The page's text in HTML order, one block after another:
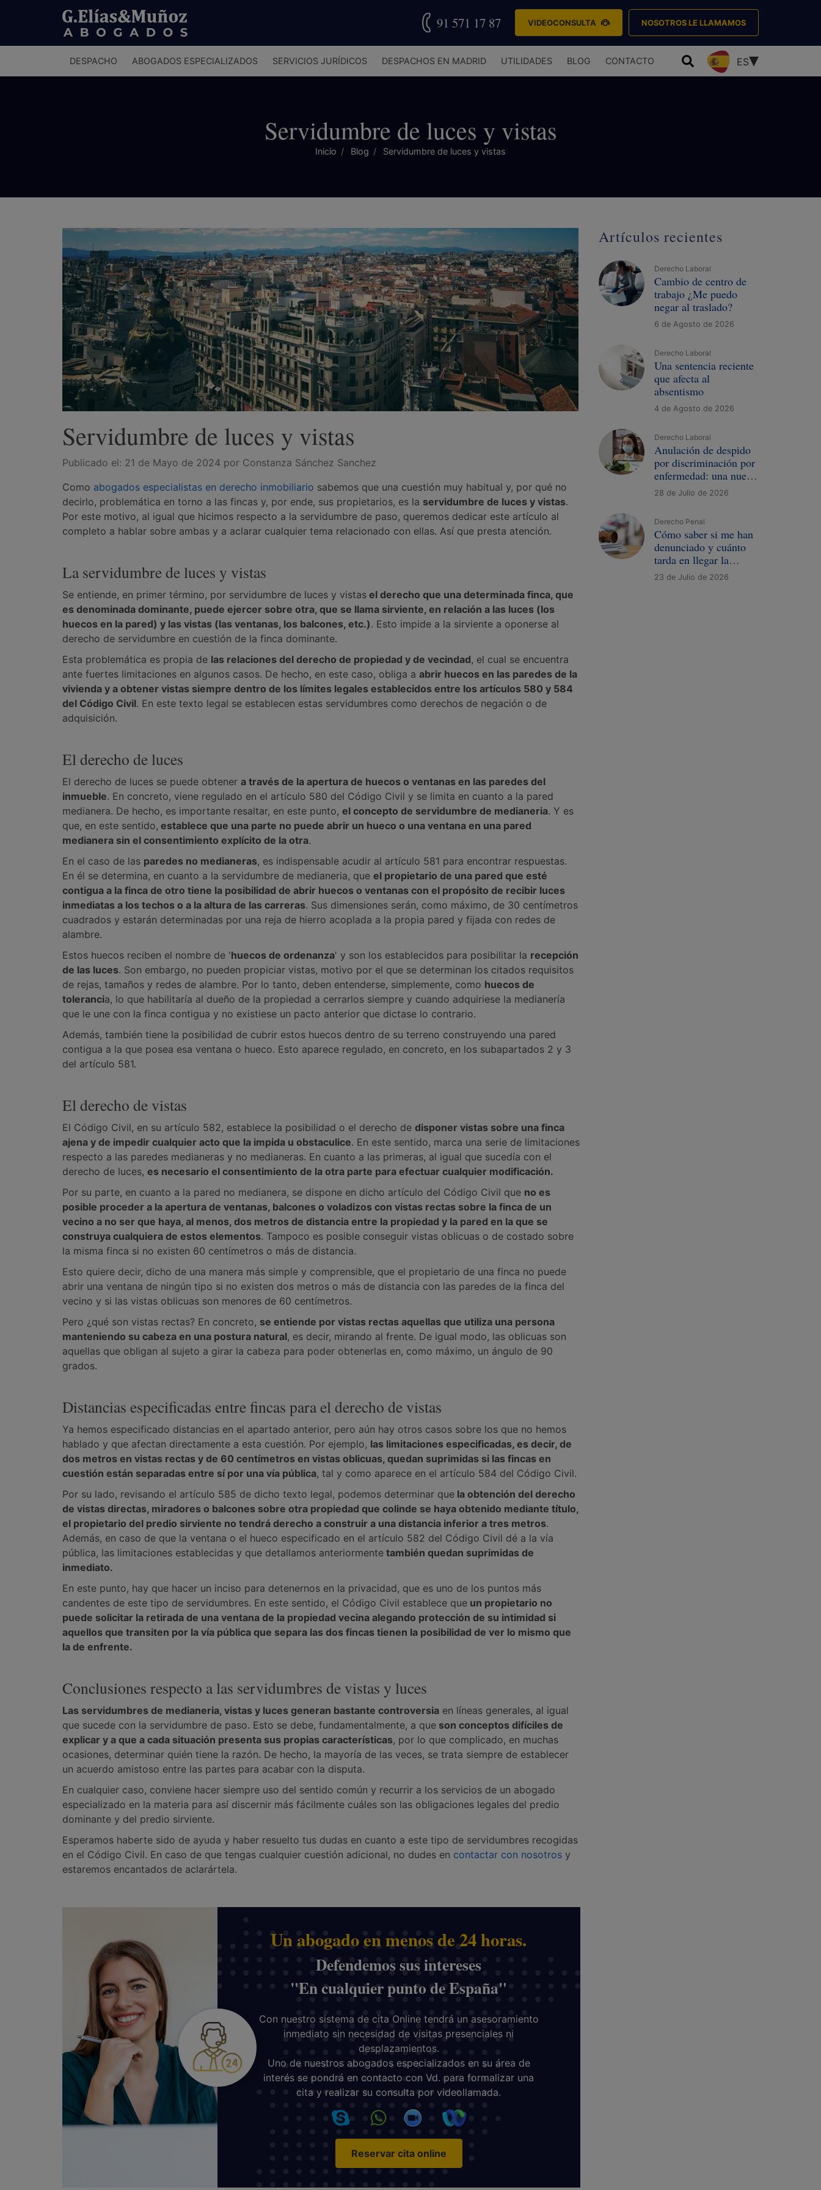
91 571 17 87 VIDEOCONSULTA NOSOTROS LE LLAMAMOS
principal
DESPACHO ABOGADOS ESPECIALIZADOS SERVICIOS JURÍDICOS DESPACHOS EN MADRID UTILIDADES BLOG CONTACTO ES
Servidumbre de luces y vistas
Inicio Blog Servidumbre de luces y vistas
Servidumbre de luces y vistas
Publicado el: 21 de Mayo de 2024 por Constanza Sánchez Sanchez
Como abogados especialistas en derecho inmobiliario sabemos que una cuestión muy habitual y, por qué no
decirlo, problemática en torno a las fincas y, por ende, sus propietarios, es la servidumbre de luces y vistas.
Por este motivo, al igual que hicimos respecto a la servidumbre de paso, queremos dedicar este artículo al
completo a hablar sobre ambas y a aclarar cualquier tema relacionado con ellas. Así que presta atención.
La servidumbre de luces y vistas
Se entiende, en primer término, por servidumbre de luces y vistas el derecho que una determinada finca, que
es denominada dominante, puede ejercer sobre otra, que se llama sirviente, en relación a las luces (los
huecos en la pared) y las vistas (las ventanas, los balcones, etc.). Esto impide a la sirviente a oponerse al
derecho de servidumbre en cuestión de la finca dominante.
Esta problemática es propia de las relaciones del derecho de propiedad y de vecindad, el cual se encuentra
ante fuertes limitaciones en algunos casos. De hecho, en este caso, obliga a abrir huecos en las paredes de la
vivienda y a obtener vistas siempre dentro de los límites legales establecidos entre los artículos 580 y 584
del Código Civil. En este texto legal se establecen estas servidumbres como derechos de negación o de
adquisición.
El derecho de luces
El derecho de luces se puede obtener a través de la apertura de huecos o ventanas en las paredes del
inmueble. En concreto, viene regulado en el artículo 580 del Código Civil y se limita en cuanto a la pared
medianera. De hecho, es importante resaltar, en este punto, el concepto de servidumbre de medianeria. Y es
que, en este sentido, establece que una parte no puede abrir un hueco o una ventana en una pared
medianera sin el consentimiento explícito de la otra.
En el caso de las paredes no medianeras, es indispensable acudir al artículo 581 para encontrar respuestas.
En él se determina, en cuanto a la servidumbre de medianeria, que el propietario de una pared que esté
contigua a la finca de otro tiene la posibilidad de abrir huecos o ventanas con el propósito de recibir luces
inmediatas a los techos o a la altura de las carreras. Sus dimensiones serán, como máximo, de 30 centímetros
cuadrados y estarán determinadas por una reja de hierro acoplada a la propia pared y fijada con redes de
alambre.
Estos huecos reciben el nombre de 'huecos de ordenanza' y son los establecidos para posibilitar la recepción
de las luces. Son embargo, no pueden propiciar vistas, motivo por el que se determinan los citados requisitos
de rejas, tamaños y redes de alambre. Por lo tanto, deben entenderse, simplemente, como huecos de
tolerancia, lo que habilitaría al dueño de la propiedad a cerrarlos siempre y cuando adquiriese la medianería
que le une con la finca contigua y no existiese un pacto anterior que dictase lo contrario.
Además, también tiene la posibilidad de cubrir estos huecos dentro de su terreno construyendo una pared
contigua a la que posea esa ventana o hueco. Esto aparece regulado, en concreto, en los subapartados 2 y 3
del artículo 581.
El derecho de vistas
El Código Civil, en su artículo 582, establece la posibilidad o el derecho de disponer vistas sobre una finca
ajena y de impedir cualquier acto que la impida u obstaculice. En este sentido, marca una serie de limitaciones
respecto a las paredes medianeras y no medianeras. En cuanto a las primeras, al igual que sucedía con el
derecho de luces, es necesario el consentimiento de la otra parte para efectuar cualquier modificación.
Por su parte, en cuanto a la pared no medianera, se dispone en dicho artículo del Código Civil que no es
posible proceder a la apertura de ventanas, balcones o voladizos con vistas rectas sobre la finca de un
vecino a no ser que haya, al menos, dos metros de distancia entre la propiedad y la pared en la que se
construya cualquiera de estos elementos. Tampoco es posible conseguir vistas oblicuas o de costado sobre
la misma finca si no existen 60 centímetros o más de distancia.
Esto quiere decir, dicho de una manera más simple y comprensible, que el propietario de una finca no puede
abrir una ventana de ningún tipo si no existen dos metros o más de distancia con las paredes de la finca del
vecino y si las vistas oblicuas son menores de 60 centímetros.
Pero ¿qué son vistas rectas? En concreto, se entiende por vistas rectas aquellas que utiliza una persona
manteniendo su cabeza en una postura natural, es decir, mirando al frente. De igual modo, las oblicuas son
aquellas que obligan al sujeto a girar la cabeza para poder obtenerlas en, como máximo, un ángulo de 90
grados.
Distancias especificadas entre fincas para el derecho de vistas
Ya hemos especificado distancias en el apartado anterior, pero aún hay otros casos sobre los que no hemos
hablado y que afectan directamente a esta cuestión. Por ejemplo, las limitaciones especificadas, es decir, de
dos metros en vistas rectas y de 60 centímetros en vistas oblicuas, quedan suprimidas si las fincas en
cuestión están separadas entre sí por una vía pública, tal y como aparece en el artículo 584 del Código Civil.
Por su lado, revisando el artículo 585 de dicho texto legal, podemos determinar que la obtención del derecho
de vistas directas, miradores o balcones sobre otra propiedad que colinde se haya obtenido mediante título,
el propietario del predio sirviente no tendrá derecho a construir a una distancia inferior a tres metros.
Además, en caso de que la ventana o el hueco especificado en el artículo 582 del Código Civil dé a la vía
pública, las limitaciones establecidas y que detallamos anteriormente también quedan suprimidas de
inmediato.
En este punto, hay que hacer un inciso para detenernos en la privacidad, que es uno de los puntos más
candentes de este tipo de servidumbres. En este sentido, el Código Civil establece que un propietario no
puede solicitar la retirada de una ventana de la propiedad vecina alegando protección de su intimidad si
aquellos que transiten por la vía pública que separa las dos fincas tienen la posibilidad de ver lo mismo que
la de enfrente.
Conclusiones respecto a las servidumbres de vistas y luces
Las servidumbres de medianeria, vistas y luces generan bastante controversia en líneas generales, al igual
que sucede con la servidumbre de paso. Esto se debe, fundamentalmente, a que son conceptos difíciles de
explicar y a que a cada situación presenta sus propias características, por lo que complicado, en muchas
ocasiones, determinar quién tiene la razón. De hecho, la mayoría de las veces, se trata siempre de establecer
un acuerdo amistoso entre las partes para acabar con la disputa.
En cualquier caso, conviene hacer siempre uso del sentido común y recurrir a los servicios de un abogado
especializado en la materia para así discernir más fácilmente cuáles son las obligaciones legales del predio
dominante y del predio sirviente.
Esperamos haberte sido de ayuda y haber resuelto tus dudas en cuanto a este tipo de servidumbres recogidas
en el Código Civil. En caso de que tengas cualquier cuestión adicional, no dudes en contactar con nosotros y
estaremos encantados de aclarártela.
Un abogado en menos de 24 horas.
Defendemos sus intereses
"En cualquier punto de España"
Con nuestro sistema de cita Online tendrá un asesoramiento
inmediato sin necesidad de visitas presenciales ni
desplazamientos.
Uno de nuestros abogados especializados en su área de
interés se pondrá en contacto con Vd. para formalizar una
cita y realizar su consulta por videollamada.
Reservar cita online
Artículos recientes
Derecho Laboral
Cambio de centro de
trabajo ¿Me puedo
negar al traslado?
6 de Agosto de 2026
Derecho Laboral
Una sentencia reciente
que afecta al
absentismo
4 de Agosto de 2026
Derecho Laboral
Anulación de despido
por discriminación por
enfermedad: una nueva
sentencia
28 de Julio de 2026
Derecho Penal
Cómo saber si me han
denunciado y cuánto
tarda en llegar la
demanda
23 de Julio de 2026